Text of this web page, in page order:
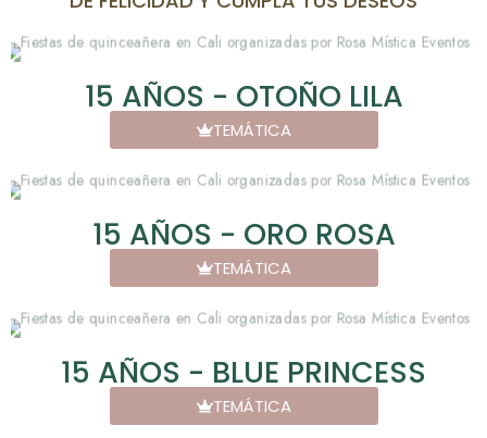
15 AÑOS - OTOÑO LILA
TEMÁTICA
15 AÑOS - ORO ROSA
TEMÁTICA
15 AÑOS - BLUE PRINCESS
TEMÁTICA